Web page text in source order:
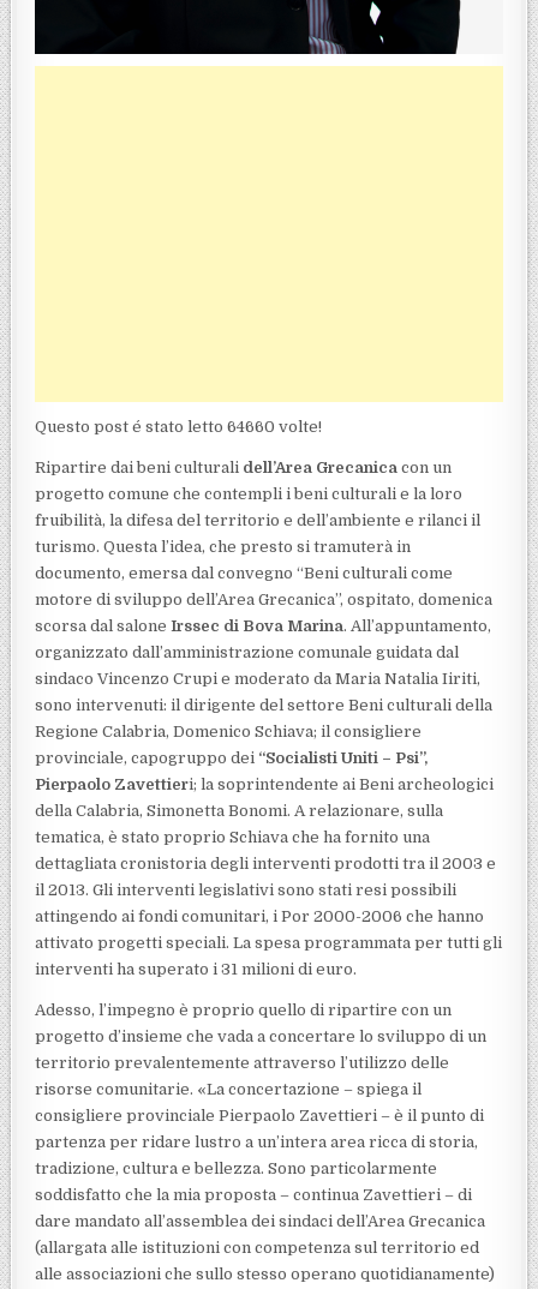
Questo post é stato letto 64660 volte!
Ripartire dai beni culturali dell’Area Grecanica con un
progetto comune che contempli i beni culturali e la loro
fruibilità, la difesa del territorio e dell’ambiente e rilanci il
turismo. Questa l’idea, che presto si tramuterà in
documento, emersa dal convegno “Beni culturali come
motore di sviluppo dell’Area Grecanica”, ospitato, domenica
scorsa dal saloneIrssec di Bova Marina. All’appuntamento,
organizzato dall’amministrazione comunale guidata dal
sindaco Vincenzo Crupi e moderato da Maria Natalia Iiriti,
sono intervenuti: il dirigente del settore Beni culturali della
Regione Calabria, Domenico Schiava; il consigliere
provinciale, capogruppo dei “Socialisti Uniti – Psi”,
Pierpaolo Zavettieri; la soprintendente ai Beni archeologici
della Calabria, Simonetta Bonomi. A relazionare, sulla
tematica, è stato proprio Schiava che ha fornito una
dettagliata cronistoria degli interventi prodotti tra il 2003 e
il 2013. Gli interventi legislativi sono stati resi possibili
attingendo ai fondi comunitari, i Por 2000-2006 che hanno
attivato progetti speciali. La spesa programmata per tutti gli
interventi ha superato i 31 milioni di euro.
Adesso, l’impegno è proprio quello di ripartire con un
progetto d’insieme che vada a concertare lo sviluppo di un
territorio prevalentemente attraverso l’utilizzo delle
risorse comunitarie. «La concertazione – spiega il
consigliere provinciale Pierpaolo Zavettieri – è il punto di
partenza per ridare lustro a un’intera area ricca di storia,
tradizione, cultura e bellezza. Sono particolarmente
soddisfatto che la mia proposta – continua Zavettieri – di
dare mandato all’assemblea dei sindaci dell’Area Grecanica
(allargata alle istituzioni con competenza sul territorio ed
alle associazioni che sullo stesso operano quotidianamente)